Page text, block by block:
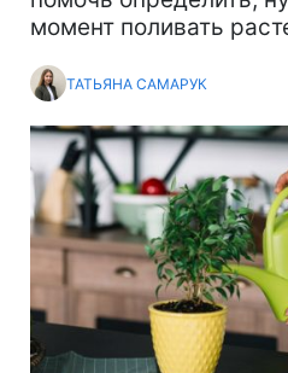
момент поливать
ТАТЬЯНА САМАРУК